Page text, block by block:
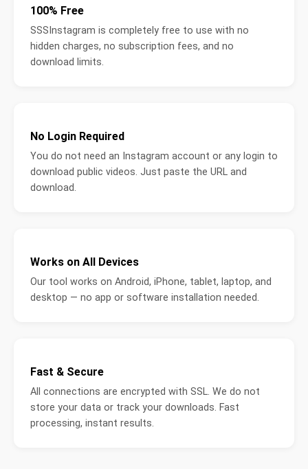
100% Free
SSSInstagram is completely free to use with no
hidden charges, no subscription fees, and no
download limits.
No Login Required
You do not need an Instagram account or any login to
download public videos. Just paste the URL and
download.
Works on All Devices
Our tool works on Android, iPhone, tablet, laptop, and
desktop — no app or software installation needed.
Fast & Secure
All connections are encrypted with SSL. We do not
store your data or track your downloads. Fast
processing, instant results.